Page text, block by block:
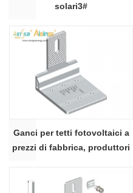
solari3#
Ganci per tetti fotovoltaici a
prezzi di fabbrica, produttori
ART SIGN